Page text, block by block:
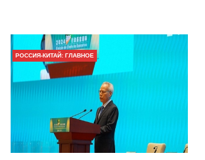
РОССИЯ-КИТАЙ: ГЛАВНОЕ